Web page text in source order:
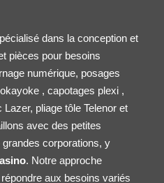
dans la conception et
pièces pour besoins
numérique, posages
, capotages plexi ,
Lazer, pliage tôleTelenor et
avec des petites
grandes corporations, y
. Notre approche
aux besoins variés